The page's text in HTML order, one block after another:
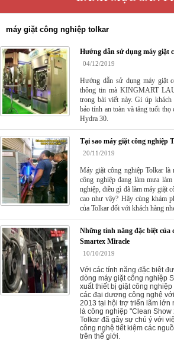
máy giặt công nghiệp tolkar
Hướng dẫn sử dụng máy giặt
04/12/2019
Hướng dẫn sử dụng máy giặt
thông tin mà KINGMART
trong bài viết này. Gi úp khách
bảo tính an toàn và tăng tuổi
Hydra 30.
Tại sao máy giặt công nghiệp
20/11/2019
Máy giặt công nghiệp Tolkar
công nghiệp đang làm mưa
nghiệp, điều gì đã làm máy giặt
cao như vậy? Hãy cùng khám
của Tolkar đối với khách hàng
Những tính năng đặc biệt của
Smartex Miracle
10/10/2019
Với các tính năng đặc biệt
dòng máy giặt công nghiệp
xuất thiết bị giặt công
các đại dương công nghệ
2013 tại hội trợ triển lãm lớn
là công nghiệp "Clean Show
Tolkar đã gây sự chú ý với
công nghệ tiết kiệm các
trên thế giới.